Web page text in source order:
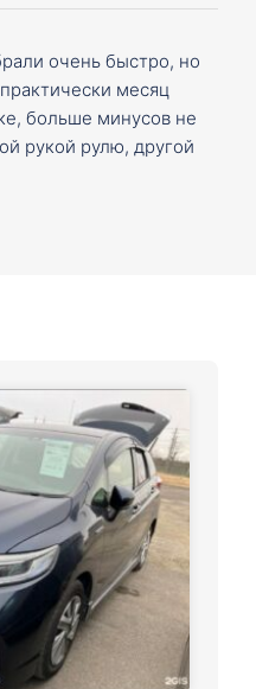
очень быстро, но
месяц
больше минусов не
рукой рулю, другой